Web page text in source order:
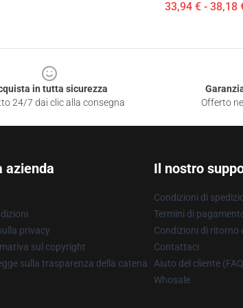
33,94 € - 38,18
in tutta sicurezza
24/7 dai clic alla consegna
Offerto
azienda
privacy
sul copyright
sulla trasparenza della catena
Il nostro
Condizioni di
Termini di
Condizioni di ritorno
Contattaci
Aiuto del cliente
Whosale